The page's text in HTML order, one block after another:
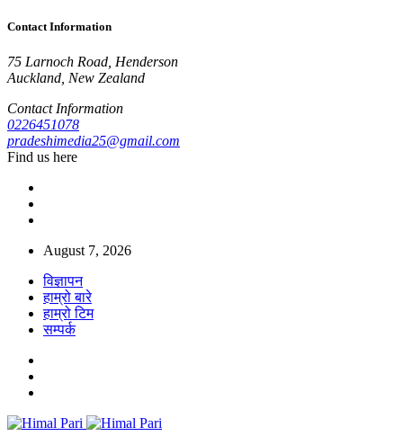
Contact Information
75 Larnoch Road, Henderson
Auckland, New Zealand
Contact Information
0226451078
pradeshimedia25@gmail.com
Find us here
August 7, 2026
विज्ञापन
हाम्रो बारे
हाम्रो टिम
सम्पर्क